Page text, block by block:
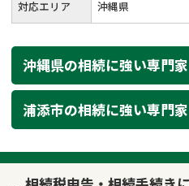
対応エリア 沖縄県
沖縄県の相続に強い専門家
浦添市の相続に強い専門家